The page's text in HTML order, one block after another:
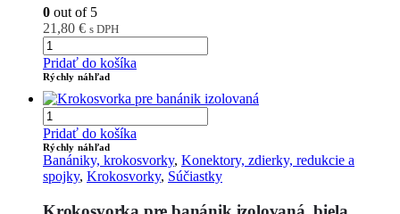
0 out of 5
21,80 € s DPH
Pridať do košíka
Rýchly náhľad
Pridať do košíka
Rýchly náhľad
Banániky, krokosvorky, Konektory, zdierky, redukcie a
spojky, Krokosvorky, Súčiastky